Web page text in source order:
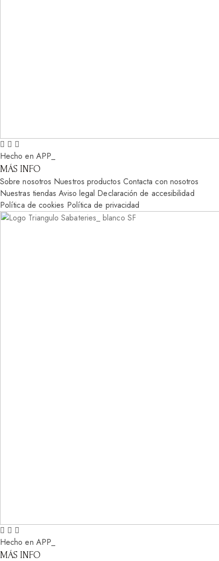
Hecho en APP_
MÁS INFO
Sobre nosotros Nuestros productos Contacta con nosotros
Nuestras tiendas Aviso legal Declaración de accesibilidad
Política de cookies Política de privacidad
Hecho en APP_
MÁS INFO